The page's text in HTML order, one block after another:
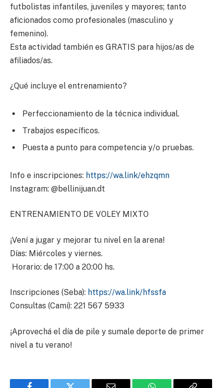
futbolistas infantiles, juveniles y mayores; tanto
aficionados como profesionales (masculino y
femenino).
Esta actividad también es GRATIS para hijos/as de
afiliados/as.
¿Qué incluye el entrenamiento?
Perfeccionamiento de la técnica individual.
Trabajos específicos.
Puesta a punto para competencia y/o pruebas.
Info e inscripciones: https://wa.link/ehzqmn
Instagram: @bellinijuan.dt
ENTRENAMIENTO DE VOLEY MIXTO
¡Vení a jugar y mejorar tu nivel en la arena!
Días: Miércoles y viernes.
Horario: de 17:00 a 20:00 hs.
Inscripciones (Seba): https://wa.link/hfssfa
Consultas (Cami): 221 567 5933
¡Aprovechá el día de pile y sumale deporte de primer
nivel a tu verano!